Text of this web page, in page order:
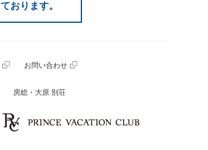
おります。
お問い合わせ
房総・大原 別荘